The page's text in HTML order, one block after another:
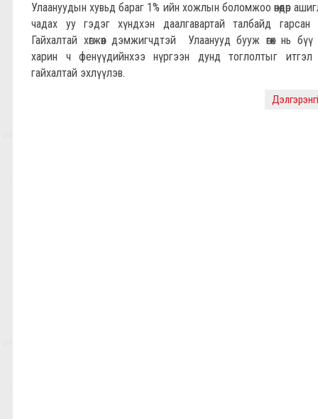
Улаануудын хувьд бараг 1% ийн хожлын боломжоо өнөөдөр
чадах уу гэдэг хүндхэн даалгавартай талбайд
Гайхалтай хөгжөөн дэмжигчдтэй Улаанууд бууж өгөх нь
харин ч фенүүдийнхээ нүргээн дунд тоглолтыг итгэл
гайхалтай эхлүүлэв.